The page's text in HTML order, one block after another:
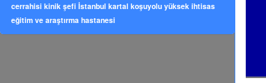
cerrahisi kinik şefi İstanbul kartal koşuyolu yüksek ihtisas
eğitim ve araştırma hastanesi